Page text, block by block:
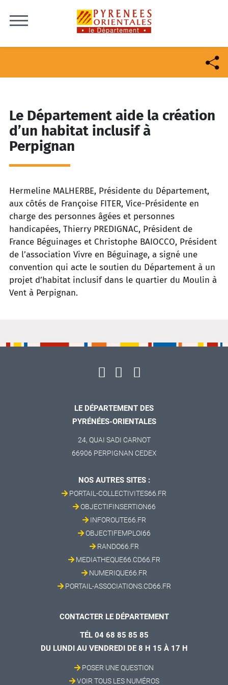
Le Département aide la création
d’un habitat inclusif à
Perpignan
Hermeline MALHERBE, Présidente du Département,
aux côtés de Françoise FITER, Vice-Présidente en
charge des personnes âgées et personnes
handicapées, Thierry PREDIGNAC, Président de
France Béguinages et Christophe BAIOCCO, Président
de l’association Vivre en Béguinage, a signé une
convention qui acte le soutien du Département à un
projet d’habitat inclusif dans le quartier du Moulin à
Vent à Perpignan.
LE DÉPARTEMENT DES
PYRÉNÉES-ORIENTALES
24, QUAI SADI CARNOT
66906 PERPIGNAN CEDEX
NOS AUTRES SITES :
PORTAIL-COLLECTIVITES66.FR
OBJECTIFINSERTION66
INFOROUTE66.FR
OBJECTIFEMPLOI66
RANDO66.FR
MEDIATHEQUE66.CD66.FR
NUMERIQUE66.FR
PORTAIL-ASSOCIATIONS.CD66.FR
CONTACTER LE DÉPARTEMENT
TÉL 04 68 85 85 85
DU LUNDI AU VENDREDI DE 8 H 15 À 17 H
POSER UNE QUESTION
VOIR TOUS LES NUMÉROS